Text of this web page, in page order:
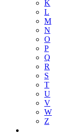
K
L
M
N
O
P
Q
R
S
T
U
V
W
Z